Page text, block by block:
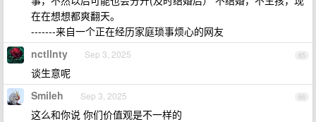
在在想想都爽翻天。
-------来自一个正在经历家庭琐事烦心的网友
65
nctllnty Sep 3, 2025
谈生意呢
66
Smileh Sep 3, 2025
这么和你说 你们价值观是不一样的